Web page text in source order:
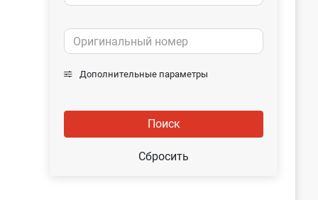
Дополнительные параметры
Поиск
Сбросить